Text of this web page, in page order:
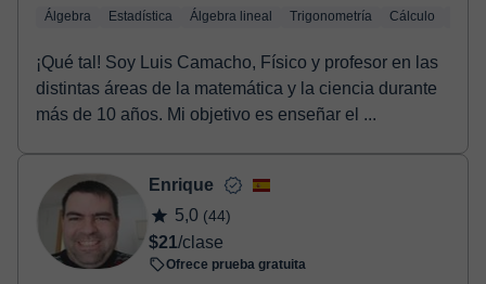
Álgebra Estadística Álgebra lineal Trigonometría Cálculo
¡Qué tal! Soy Luis Camacho, Físico y profesor en las
distintas áreas de la matemática y la ciencia durante
más de 10 años. Mi objetivo es enseñar el ...
Enrique
5,0 (44)
$21/clase
Ofrece prueba gratuita